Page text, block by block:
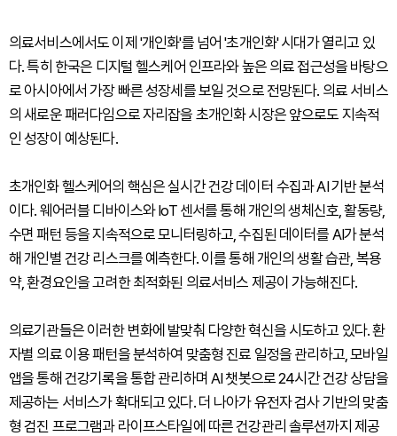
의료서비스에서도 이제 '개인화'를 넘어 '초개인화' 시대가 열리고 있
다. 특히 한국은 디지털 헬스케어 인프라와 높은 의료 접근성을 바탕으
로 아시아에서 가장 빠른 성장세를 보일 것으로 전망된다. 의료 서비스
의 새로운 패러다임으로 자리잡을 초개인화 시장은 앞으로도 지속적
인 성장이 예상된다.
초개인화 헬스케어의 핵심은 실시간 건강 데이터 수집과 AI 기반 분석
이다. 웨어러블 디바이스와 IoT 센서를 통해 개인의 생체신호, 활동량,
수면 패턴 등을 지속적으로 모니터링하고, 수집된 데이터를 AI가 분석
해 개인별 건강 리스크를 예측한다. 이를 통해 개인의 생활 습관, 복용
약, 환경요인을 고려한 최적화된 의료서비스 제공이 가능해진다.
의료기관들은 이러한 변화에 발맞춰 다양한 혁신을 시도하고 있다. 환
자별 의료 이용 패턴을 분석하여 맞춤형 진료 일정을 관리하고, 모바일
앱을 통해 건강기록을 통합 관리하며 AI 챗봇으로 24시간 건강 상담을
제공하는 서비스가 확대되고 있다. 더 나아가 유전자 검사 기반의 맞춤
형 검진 프로그램과 라이프스타일에 따른 건강관리 솔루션까지 제공